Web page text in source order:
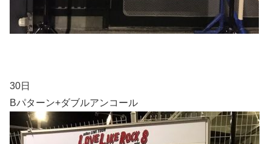
30日
Bパターン+ダブルアンコール